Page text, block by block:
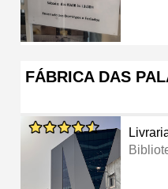
FÁBRICA DAS